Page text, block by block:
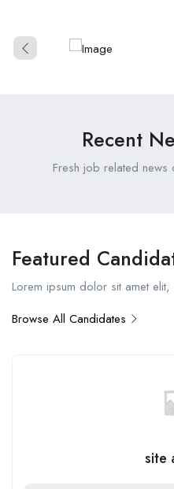
Recent
Fresh job related news
Featured
Lorem ipsum dolor sit amet
Browse All Candidates
site